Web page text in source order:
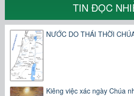
TIN ĐỌC
NƯỚC DO THÁI THỜI
Kiêng việc xác ngày Chúa